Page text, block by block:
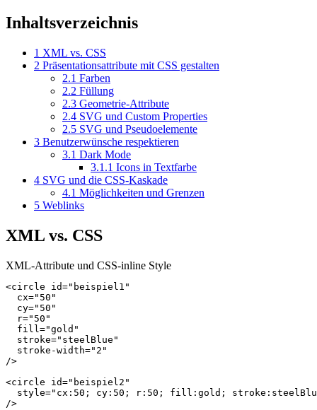
Inhaltsverzeichnis
1 XML vs. CSS
2 Präsentationsattribute mit CSS gestalten
2.1 Farben
2.2 Füllung
2.3 Geometrie-Attribute
2.4 SVG und Custom Properties
2.5 SVG und Pseudoelemente
3 Benutzerwünsche respektieren
3.1 Dark Mode
3.1.1 Icons in Textfarbe
4 SVG und die CSS-Kaskade
4.1 Möglichkeiten und Grenzen
5 Weblinks
XML vs. CSS
XML-Attribute und CSS-inline Style
<circle id="beispiel1"
cx="50"
cy="50"
r="50"
fill="gold"
stroke="steelBlue"
stroke-width="2"
/>
<circle
id="beispiel2"
style="cx:50; cy:50; r:50; fill:gold;
/>